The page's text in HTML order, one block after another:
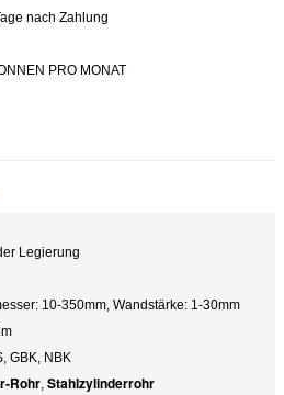
nach Zahlung
PRO MONAT
Legierung
10-350mm, Wandstärke: 1-30mm
GBK, NBK
Rohr, Stahlzylinderrohr